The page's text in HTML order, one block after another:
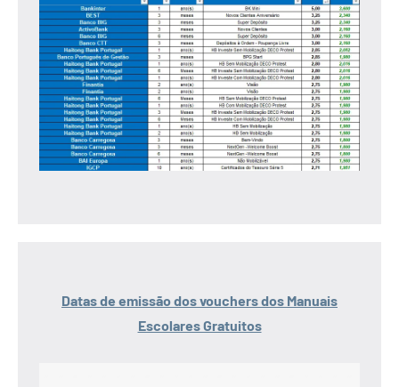
Datas de emissão dos vouchers dos Manuais
Escolares Gratuitos